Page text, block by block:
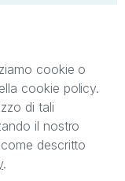
S.r.l.
S.r.l. è
presenti
visione
cookie o
cookie policy.
di tali
il nostro
descritto
.